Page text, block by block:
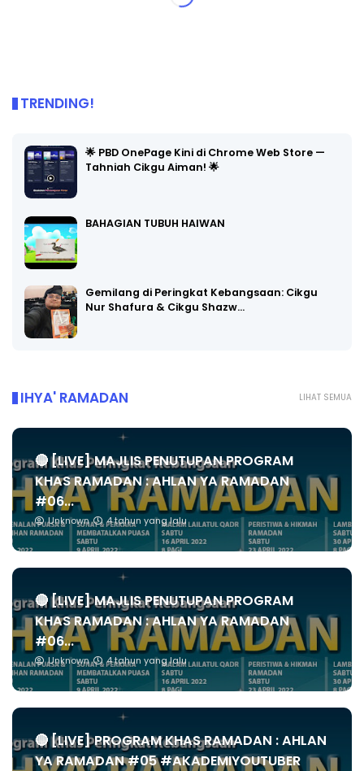
TRENDING!
🌟 PBD OnePage Kini di Chrome Web Store —
Tahniah Cikgu Aiman! 🌟
BAHAGIAN TUBUH HAIWAN
Gemilang di Peringkat Kebangsaan: Cikgu
Nur Shafura & Cikgu Shazw…
LIHAT SEMUA
IHYA' RAMADAN
🔴 [LIVE] MAJLIS PENUTUPAN PROGRAM
KHAS RAMADAN : AHLAN YA RAMADAN
#06...
Unknown 4 tahun yang lalu
🔴 [LIVE] MAJLIS PENUTUPAN PROGRAM
KHAS RAMADAN : AHLAN YA RAMADAN
#06...
Unknown 4 tahun yang lalu
🔴 [LIVE] PROGRAM KHAS RAMADAN : AHLAN
YA RAMADAN #05 #AKADEMIYOUTUBER